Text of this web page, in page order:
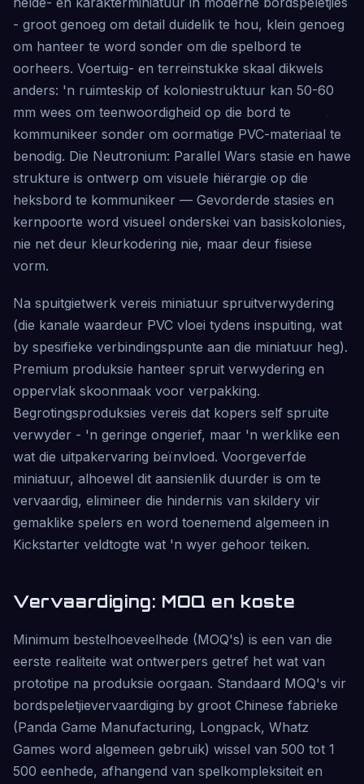
- groot genoeg om detail duidelik te hou, klein genoeg
om hanteer te word sonder om die spelbord te
oorheers. Voertuig- en terreinstukke skaal dikwels
anders: 'n ruimteskip of koloniestruktuur kan 50-60
mm wees om teenwoordigheid op die bord te
kommunikeer sonder om oormatige PVC-materiaal te
benodig. Die Neutronium: Parallel Wars stasie en hawe
strukture is ontwerp om visuele hiërargie op die
heksbord te kommunikeer — Gevorderde stasies en
kernpoorte word visueel onderskei van basiskolonies,
nie net deur kleurkodering nie, maar deur fisiese
vorm.
Na spuitgietwerk vereis miniatuur spruitverwydering
(die kanale waardeur PVC vloei tydens inspuiting, wat
by spesifieke verbindingspunte aan die miniatuur heg).
Premium produksie hanteer spruit verwydering en
oppervlak skoonmaak voor verpakking.
Begrotingsproduksies vereis dat kopers self spruite
verwyder - 'n geringe ongerief, maar 'n werklike een
wat die uitpakervaring beïnvloed. Voorgeverfde
miniatuur, alhoewel dit aansienlik duurder is om te
vervaardig, elimineer die hindernis van skildery vir
gemaklike spelers en word toenemend algemeen in
Kickstarter veldtogte wat 'n wyer gehoor teiken.
Vervaardiging: MOQ en koste
Minimum bestelhoeveelhede (MOQ's) is een van die
eerste realiteite wat ontwerpers getref het wat van
prototipe na produksie oorgaan. Standaard MOQ's vir
bordspeletjievervaardiging by groot Chinese fabrieke
(Panda Game Manufacturing, Longpack, Whatz
Games word algemeen gebruik) wissel van 500 tot 1
500 eenhede, afhangend van spelkompleksiteit en